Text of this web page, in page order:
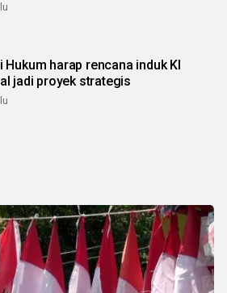
Hukum harap rencana induk KI
jadi proyek strategis